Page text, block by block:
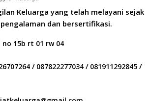
Keluarga yang telah melayani sejak
dan bersertifikasi.
15b rt 01 rw 04
/ 087822277034 / 081911292845 /